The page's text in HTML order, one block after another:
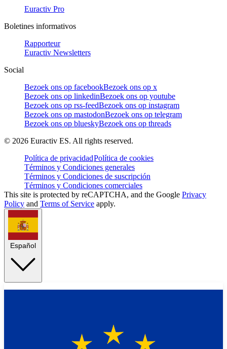
Euractiv Pro
Boletines informativos
Rapporteur
Euractiv Newsletters
Social
Bezoek ons op facebookBezoek ons op x
Bezoek ons op linkedinBezoek ons op youtube
Bezoek ons op rss-feedBezoek ons op instagram
Bezoek ons op mastodonBezoek ons op telegram
Bezoek ons op blueskyBezoek ons op threads
© 2026 Euractiv ES. All rights reserved.
Política de privacidadPolítica de cookies
Términos y Condiciones generales
Términos y Condiciones de suscripción
Términos y Condiciones comerciales
This site is protected by reCAPTCHA, and the Google Privacy
Policy and Terms of Service apply.
Español